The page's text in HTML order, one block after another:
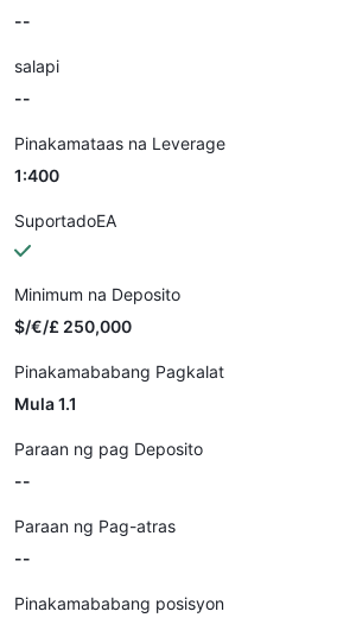
--
salapi
--
Pinakamataas na Leverage
1:400
SuportadoEA
Minimum na Deposito
$/€/£ 250,000
Pinakamababang Pagkalat
Mula 1.1
Paraan ng pag Deposito
--
Paraan ng Pag-atras
--
Pinakamababang posisyon